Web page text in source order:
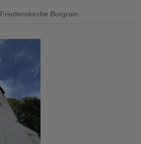
Friedenskirche Burgrain